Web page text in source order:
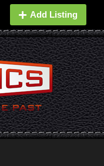
Add Listing